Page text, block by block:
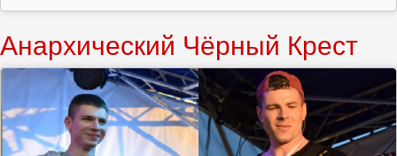
Анархический Чёрный Крест